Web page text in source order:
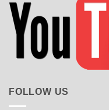
FOLLOW US